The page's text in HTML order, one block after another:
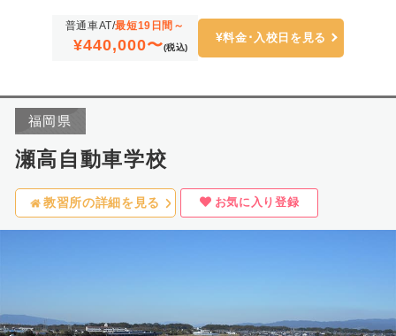
普通車AT/最短19日間～
¥440,000〜(税込)
料金･入校日を見る
福岡県
瀬高自動車学校
教習所の詳細を見る お気に入り登録